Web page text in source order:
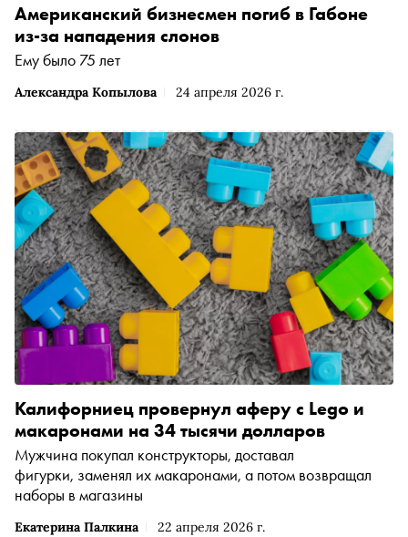
Александра Копылова 24 апреля 2026 г.
Американский бизнесмен погиб в Габоне
из-за нападения слонов
Ему было 75 лет
Екатерина Палкина 22 апреля 2026 г.
Калифорниец провернул аферу с Lego и
макаронами на 34 тысячи долларов
Мужчина покупал конструкторы, доставал
фигурки, заменял их макаронами, а потом возвращал
наборы в магазины